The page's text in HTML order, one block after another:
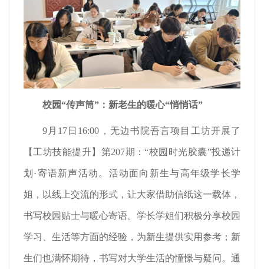
校园“传声筒”：新老生的暖心“悄悄话”
9月17日16:00，无边书院吾言项目工坊开展了
【工坊技能提升】第207期：“校园时光胶囊”投递计
划·寄语新声活动。活动面向新生与高年级学长学
姐，以线上交流的形式，让大家借助信纸这一载体，
书写校园贴士与暖心寄语。学长学姐们积极分享校园
学习、生活等方面的经验，为新生提供实用参考；新
生们也满怀期待，书写对大学生活的憧憬与疑问。通